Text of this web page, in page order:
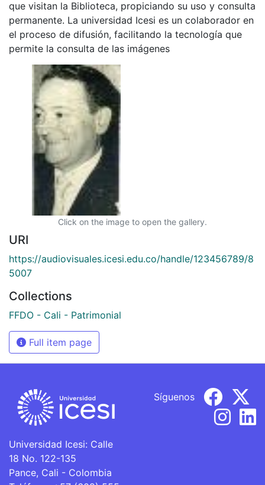
que visitan la Biblioteca, propiciando su uso y consulta
permanente. La universidad Icesi es un colaborador en
el proceso de difusión, facilitando la tecnología que
permite la consulta de las imágenes
Click on the image to open the gallery.
URI
https://audiovisuales.icesi.edu.co/handle/123456789/8
5007
Collections
FFDO - Cali - Patrimonial
Full item page
Universidad Icesi: Calle
18 No. 122-135
Pance, Cali - Colombia
Síguenos